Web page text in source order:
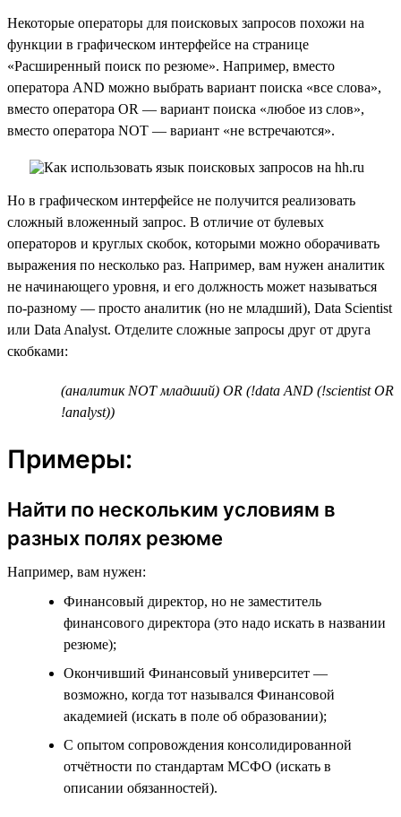
Некоторые операторы для поисковых запросов похожи на
функции в графическом интерфейсе на странице
«Расширенный поиск по резюме». Например, вместо
оператора AND можно выбрать вариант поиска «все слова»,
вместо оператора OR — вариант поиска «любое из слов»,
вместо оператора NOT — вариант «не встречаются».
Но в графическом интерфейсе не получится реализовать
сложный вложенный запрос. В отличие от булевых
операторов и круглых скобок, которыми можно оборачивать
выражения по несколько раз. Например, вам нужен аналитик
не начинающего уровня, и его должность может называться
по-разному — просто аналитик (но не младший), Data Scientist
или Data Analyst. Отделите сложные запросы друг от друга
скобками:
(аналитик NOT младший) OR (!data AND (!scientist OR
!analyst))
Примеры:
Найти по нескольким условиям в
разных полях резюме
Например, вам нужен:
Финансовый директор, но не заместитель
финансового директора (это надо искать в названии
резюме);
Окончивший Финансовый университет —
возможно, когда тот назывался Финансовой
академией (искать в поле об образовании);
С опытом сопровождения консолидированной
отчётности по стандартам МСФО (искать в
описании обязанностей).